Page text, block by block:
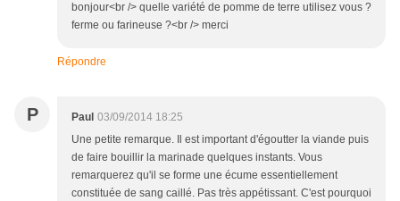
bonjour<br /> quelle variété de pomme de terre utilisez vous ?
ferme ou farineuse ?<br /> merci
Répondre
P Paul 03/09/2014 18:25
Une petite remarque. Il est important d'égoutter la viande puis
de faire bouillir la marinade quelques instants. Vous
remarquerez qu'il se forme une écume essentiellement
constituée de sang caillé. Pas très appétissant. C'est pourquoi